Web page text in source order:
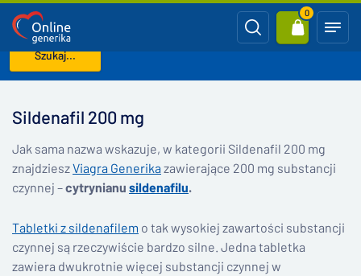
Szukaj...
0
Strona główna
Sildenafil 200 mg
Jak sama nazwa wskazuje, w kategorii Sildenafil 200 mg
znajdzieszViagra Generika zawierające 200 mg substancji
czynnej –cytrynianu sildenafilu.
Tabletki z sildenafilem o tak wysokiej zawartości substancji
czynnej są rzeczywiście bardzo silne. Jedna tabletka
zawiera dwukrotnie więcej substancji czynnej w